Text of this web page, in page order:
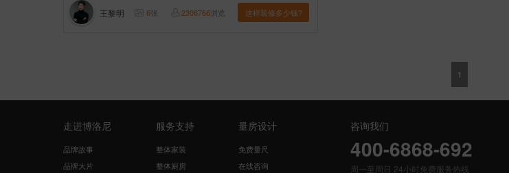
王黎明 6张 2306766浏览 这样装修多少钱?
1
走进博洛尼
品牌故事
品牌大片
服务支持
整体家装
整体厨房
量房设计
免费量尺
在线咨询
咨询我们
400-6868-692
周一至周日 24小时免费服务热线